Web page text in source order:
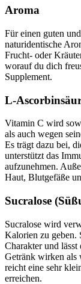
Aroma
Für einen guten
naturidentische
Frucht- oder
worauf du dich
Supplement.
L-
Vitamin C wird
als auch wegen
Es trägt dazu bei,
unterstützt das
aufzunehmen.
Haut, Blutgefäße
Sucralose
Sucralose wird
Kalorien zu geben.
Charakter und
Getränk wirken als
reicht eine sehr
erreichen.